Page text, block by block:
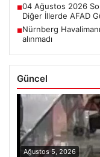
■04 Ağustos 2026
Diğer İllerde AFAD
■Nürnberg
alınmadı
Güncel
Ağustos 5, 2026